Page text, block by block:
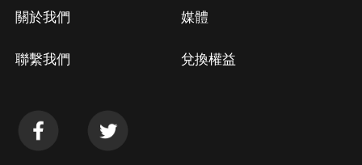
關於我們
聯繫我們
媒體
兌換權益